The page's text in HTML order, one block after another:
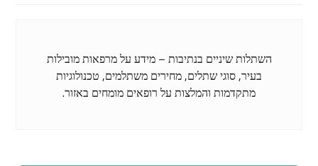
השתלות שיניים בנתיבות – מידע על מרפאות מובילות
בעיר, סוגי שתלים, מחירים משתלמים, טכנולוגיות
מתקדמות והמלצות על רופאים מומחים באזור.